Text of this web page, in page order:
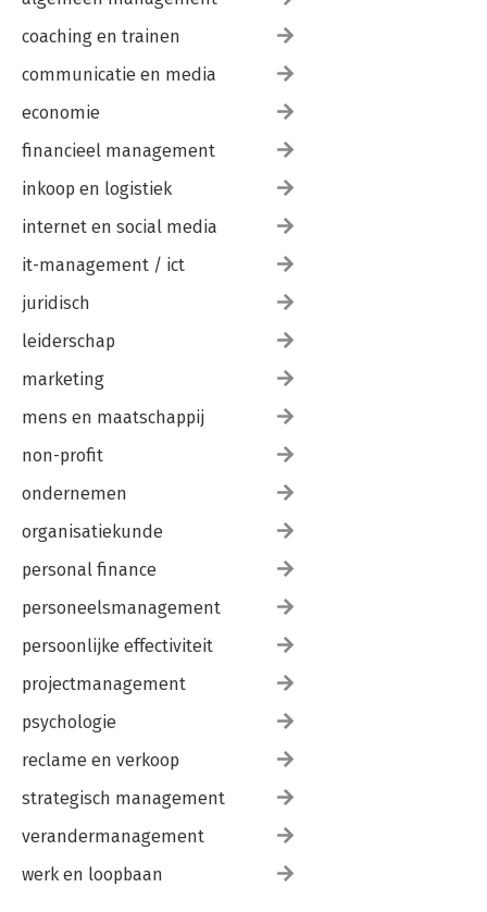
coaching en trainen
communicatie en media
economie
financieel management
inkoop en logistiek
internet en social media
it-management / ict
juridisch
leiderschap
marketing
mens en maatschappij
non-profit
ondernemen
organisatiekunde
personal finance
personeelsmanagement
persoonlijke effectiviteit
projectmanagement
psychologie
reclame en verkoop
strategisch management
verandermanagement
werk en loopbaan